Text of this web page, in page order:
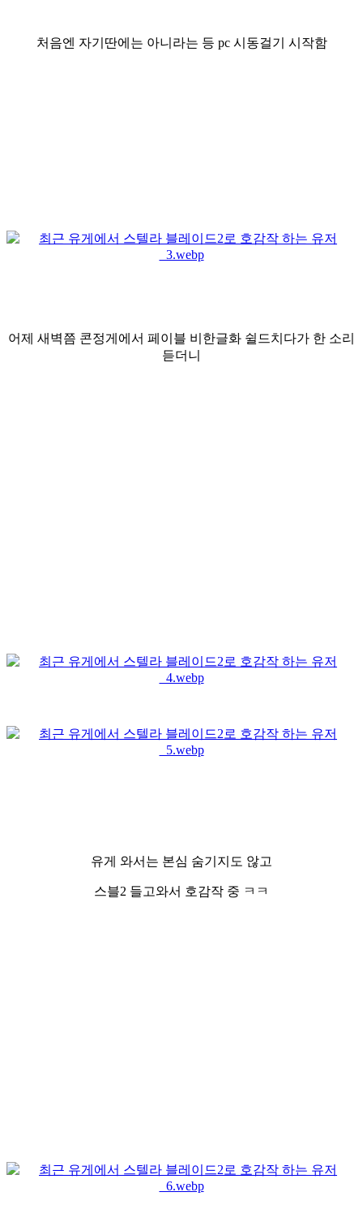
처음엔 자기딴에는 아니라는 등 pc 시동걸기 시작함
어제 새벽쯤 콘정게에서 페이블 비한글화 쉴드치다가 한 소리
듣더니
유게 와서는 본심 숨기지도 않고
스블2 들고와서 호감작 중 ㅋㅋ